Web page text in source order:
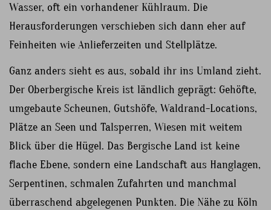
Wasser, oft ein vorhandener Kühlraum. Die
Herausforderungen verschieben sich dann eher auf
Feinheiten wie Anlieferzeiten und Stellplätze.
Ganz anders sieht es aus, sobald ihr ins Umland zieht.
Der Oberbergische Kreis ist ländlich geprägt: Gehöfte,
umgebaute Scheunen, Gutshöfe, Waldrand-Locations,
Plätze an Seen und Talsperren, Wiesen mit weitem
Blick über die Hügel. Das Bergische Land ist keine
flache Ebene, sondern eine Landschaft aus Hanglagen,
Serpentinen, schmalen Zufahrten und manchmal
überraschend abgelegenen Punkten. Die Nähe zu Köln